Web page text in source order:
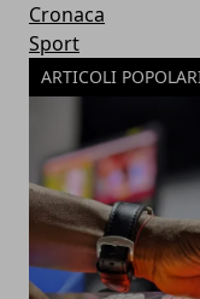
Cronaca
Sport
ARTICOLI